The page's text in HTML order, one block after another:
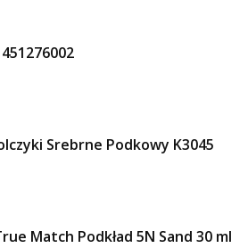
Srebrne Podkowy K3045
Match Podkład 5N Sand 30 ml